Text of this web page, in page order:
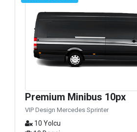
Premium Minibus 10px
VIP Design Mercedes Sprinter
10 Yolcu